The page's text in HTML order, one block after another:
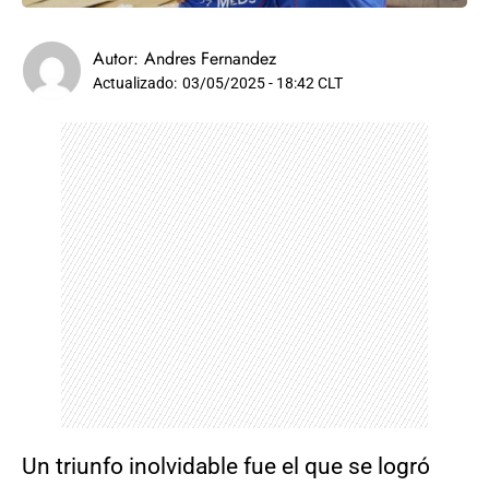
Autor: Andres Fernandez
Actualizado: 03/05/2025 - 18:42 CLT
Un triunfo inolvidable fue el que se logró